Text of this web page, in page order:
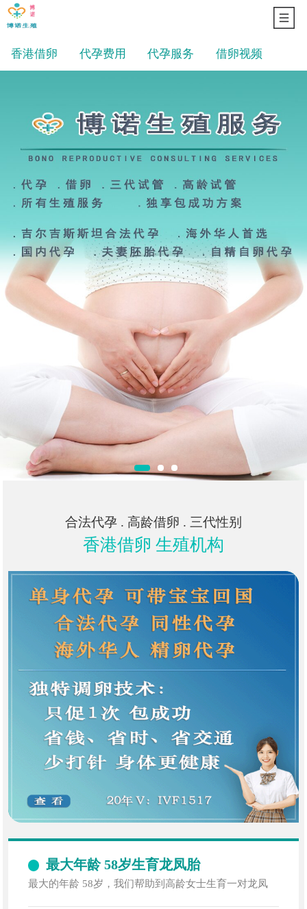
香港借卵 代孕费用 代孕服务 借卵视频
合法代孕 . 高龄借卵 . 三代性别
香港借卵 生殖机构
最大年龄 58岁生育龙凤胎
最大的年龄 58岁，我们帮助到高龄女士生育一对龙凤